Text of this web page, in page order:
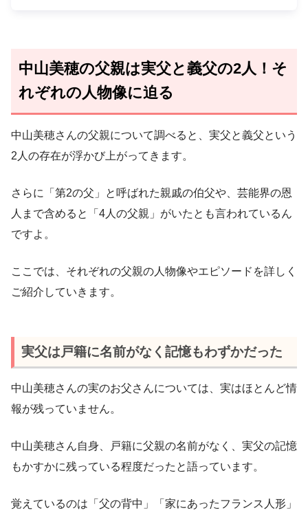
中山美穂の父親は実父と義父の2人！そ
れぞれの人物像に迫る
中山美穂さんの父親について調べると、実父と義父という
2人の存在が浮かび上がってきます。
さらに「第2の父」と呼ばれた親戚の伯父や、芸能界の恩
人まで含めると「4人の父親」がいたとも言われているん
ですよ。
ここでは、それぞれの父親の人物像やエピソードを詳しく
ご紹介していきます。
実父は戸籍に名前がなく記憶もわずかだった
中山美穂さんの実のお父さんについては、実はほとんど情
報が残っていません。
中山美穂さん自身、戸籍に父親の名前がなく、実父の記憶
もかすかに残っている程度だったと語っています。
覚えているのは「父の背中」「家にあったフランス人形」